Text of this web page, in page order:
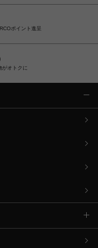
ポイント進呈
がオトクに